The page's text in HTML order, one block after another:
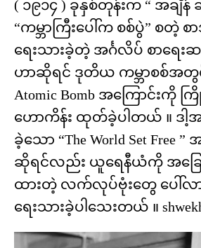
( ၁၉၁၄ ) ခုနှစ်တုန်းက “ အချိန်
“ကမ္ဘာကြီးပေါ်က စစ်ပွဲ” စတဲ့
ရေးသားခဲ့တဲ့ အင်္ဂလိပ် စာရေးဆရ
ဟာဆိုရင် ဒုတိယ ကမ္ဘာစစ်အတွ
Atomic Bomb အကြောင်းကို က
ဟောကိန်း ထုတ်ခဲ့ပါတယ် ။ ဒါ့အ
ခဲ့သော “The World Set Free
ဆိုရင်လည်း ယူရေနီယံကို အခြ
ထားတဲ့ လက်လုပ်ဗုံးတွေ ပေါ်လ
ရေးသားခဲ့ပါသေးတယ် ။